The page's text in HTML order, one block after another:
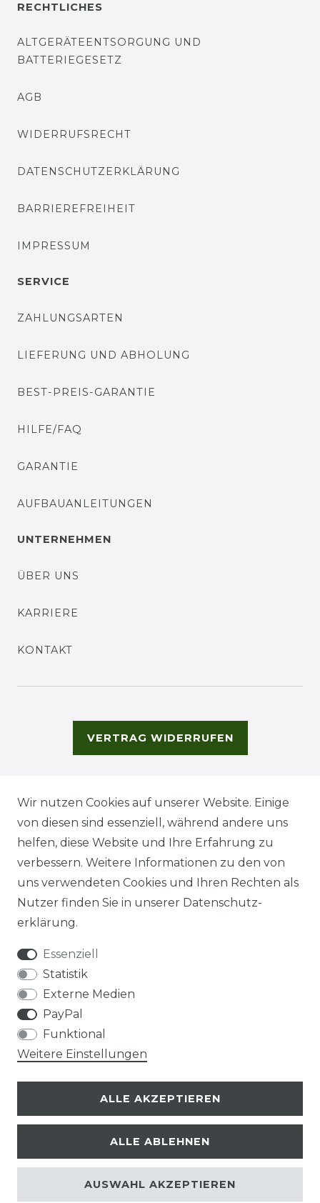
RECHTLICHES
ALTGERÄTEENTSORGUNG UND
BATTERIEGESETZ
AGB
WIDERRUFSRECHT
DATENSCHUTZERKLÄRUNG
BARRIEREFREIHEIT
IMPRESSUM
SERVICE
ZAHLUNGSARTEN
LIEFERUNG UND ABHOLUNG
BEST-PREIS-GARANTIE
HILFE/FAQ
GARANTIE
AUFBAUANLEITUNGEN
UNTERNEHMEN
ÜBER UNS
KARRIERE
KONTAKT
VERTRAG WIDERRUFEN
© Copyright 2026 | Alle Rechte vorbehalten.
Wir nutzen Cookies auf unserer Website. Einige
von diesen sind essenziell, während andere uns
helfen, diese Website und Ihre Erfahrung zu
verbessern. Weitere Informationen zu den von
uns verwendeten Cookies und Ihren Rechten als
Nutzer finden Sie in unserer Daten­schutz­
erklärung.
Essenziell
Statistik
Externe Medien
PayPal
Funktional
Weitere Einstellungen
ALLE AKZEPTIEREN
ALLE ABLEHNEN
AUSWAHL AKZEPTIEREN